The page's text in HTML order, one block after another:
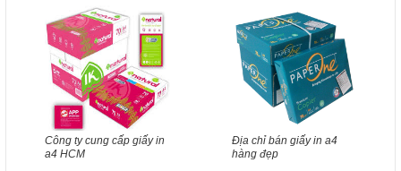
Công ty cung cấp giấy in
a4 HCM
Địa chỉ bán giấy in a4
hàng đẹp